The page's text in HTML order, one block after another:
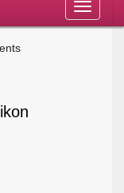
Toggle